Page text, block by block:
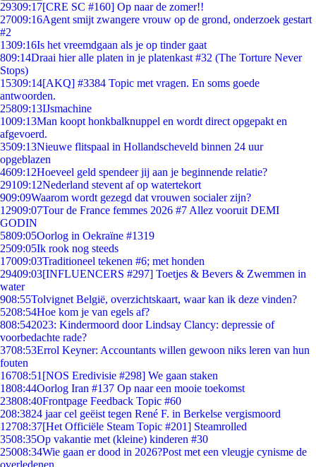
29309:17[CRE SC #160] Op naar de zomer!!
27009:16Agent smijt zwangere vrouw op de grond, onderzoek gestart
#2
1309:16Is het vreemdgaan als je op tinder gaat
809:14Draai hier alle platen in je platenkast #32 (The Torture Never
Stops)
15309:14[AKQ] #3384 Topic met vragen. En soms goede
antwoorden.
25809:13IJsmachine
1009:13Man koopt honkbalknuppel en wordt direct opgepakt en
afgevoerd.
3509:13Nieuwe flitspaal in Hollandscheveld binnen 24 uur
opgeblazen
4609:12Hoeveel geld spendeer jij aan je beginnende relatie?
29109:12Nederland stevent af op watertekort
909:09Waarom wordt gezegd dat vrouwen socialer zijn?
12909:07Tour de France femmes 2026 #7 Allez vooruit DEMI
GODIN
5809:05Oorlog in Oekraïne #1319
2509:05Ik rook nog steeds
17009:03Traditioneel tekenen #6; met honden
29409:03[INFLUENCERS #297] Toetjes & Bevers & Zwemmen in
water
908:55Tolvignet België, overzichtskaart, waar kan ik deze vinden?
5208:54Hoe kom je van egels af?
808:542023: Kindermoord door Lindsay Clancy: depressie of
voorbedachte rade?
3708:53Errol Keyner: Accountants willen gewoon niks leren van hun
fouten
16708:51 [NOS Eredivisie #298] We gaan staken
1808:44Oorlog Iran #137 Op naar een mooie toekomst
23808:40Frontpage Feedback Topic #60
208:3824 jaar cel geëist tegen René F. in Berkelse vergismoord
12708:37[Het Officiële Steam Topic #201] Steamrolled
3508:35Op vakantie met (kleine) kinderen #30
25008:34Wie gaan er dood in 2026?Post met een vleugje cynisme de
overledenen.